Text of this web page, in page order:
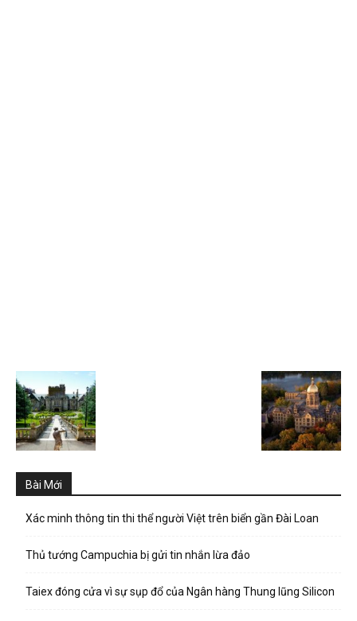
Bài Mới
Xác minh thông tin thi thể người Việt trên biển gần Đài Loan
Thủ tướng Campuchia bị gửi tin nhắn lừa đảo
Taiex đóng cửa vì sự sụp đổ của Ngân hàng Thung lũng Silicon